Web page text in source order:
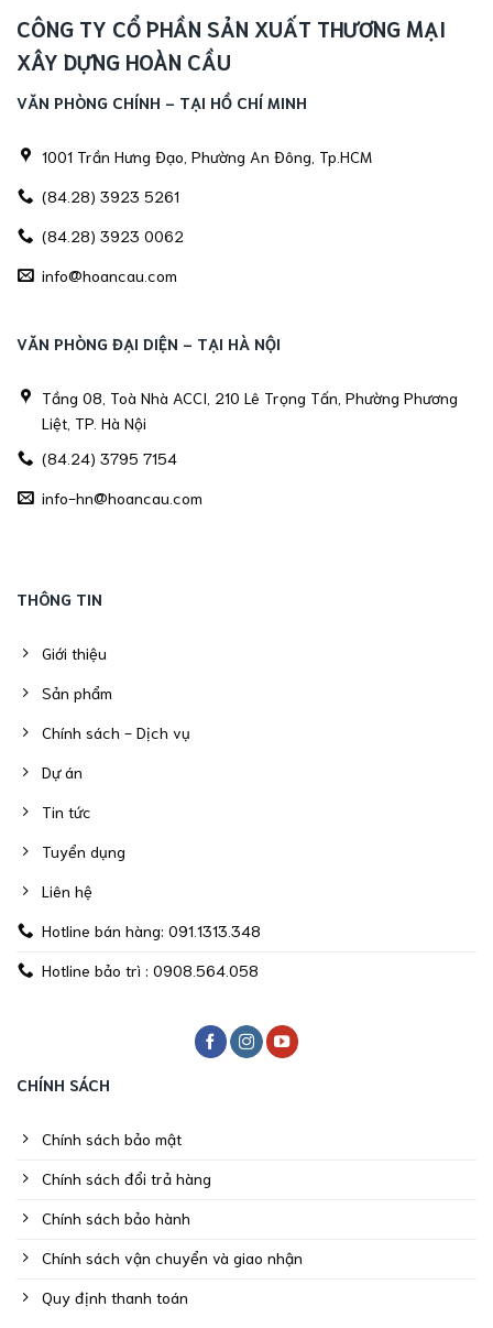
CÔNG TY CỔ PHẦN SẢN XUẤT THƯƠNG MẠI
XÂY DỰNG HOÀN CẦU
VĂN PHÒNG CHÍNH - TẠI HỒ CHÍ MINH
1001 Trần Hưng Đạo, Phường An Đông, Tp.HCM
(84.28) 3923 5261
(84.28) 3923 0062
info@hoancau.com
VĂN PHÒNG ĐẠI DIỆN - TẠI HÀ NỘI
Tầng 08, Toà Nhà ACCI, 210 Lê Trọng Tấn, Phường Phương
Liệt, TP. Hà Nội
(84.24) 3795 7154
info-hn@hoancau.com
THÔNG TIN
Giới thiệu
Sản phẩm
Chính sách - Dịch vụ
Dự án
Tin tức
Tuyển dụng
Liên hệ
Hotline bán hàng: 091.1313.348
Hotline bảo trì : 0908.564.058
CHÍNH SÁCH
Chính sách bảo mật
Chính sách đổi trả hàng
Chính sách bảo hành
Chính sách vận chuyển và giao nhận
Quy định thanh toán